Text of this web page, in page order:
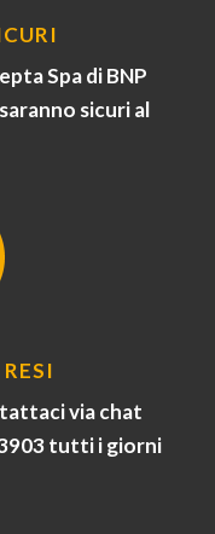
Spa di BNP
sicuri al
via chat
tutti i giorni